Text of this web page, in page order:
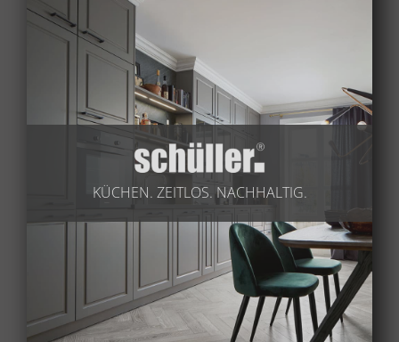
KÜCHEN. ZEITLOS. NACHHALTIG.